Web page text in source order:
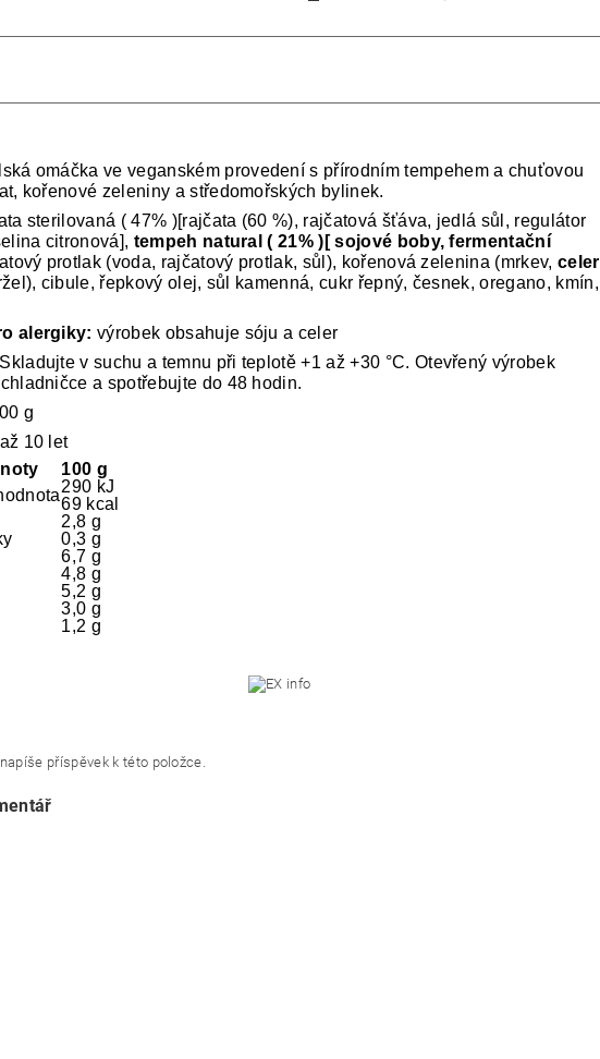
omáčka ve veganském provedení s přírodním tempehem a chuťovou
kořenové zeleniny a středomořských bylinek.
sterilovaná ( 47% )[rajčata (60 %), rajčatová šťáva, jedlá sůl, regulátor
citronová], tempeh natural ( 21% )[ sojové boby, fermentační
protlak (voda, rajčatový protlak, sůl), kořenová zelenina (mrkev, celer
cibule, řepkový olej, sůl kamenná, cukr řepný, česnek, oregano, kmín,
alergiky: výrobek obsahuje sóju a celer
v suchu a temnu při teplotě +1 až +30 °C. Otevřený výrobek
a spotřebujte do 48 hodin.
g
až 10 let
100 g
290 kJ
69 kcal
2,8 g
0,3 g
6,7 g
4,8 g
5,2 g
3,0 g
1,2 g
příspěvek k této položce.